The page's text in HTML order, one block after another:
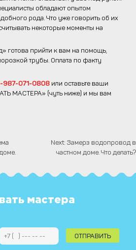
обладают опытом
рода. Что уже говорить об их
некоторые моменты на
готова прийти к вам на помощь,
трубы. Оплата по факту
987-071-0808 или оставьте ваши
МАСТЕРА» (чуть ниже) и мы вам
Next: Замерз водопровод в
частном доме. Что делать?
мастера